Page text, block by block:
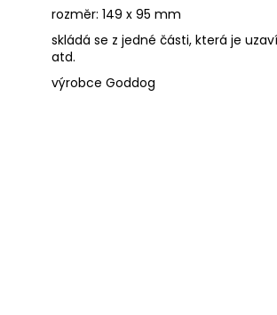
rozměr: 149 x 95 mm
skládá se z jedné části, která je
atd.
výrobce Goddog